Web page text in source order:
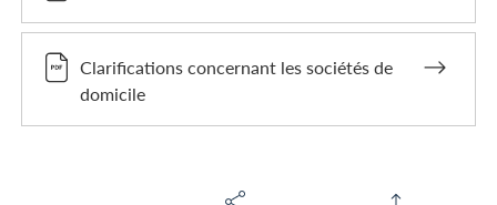
Clarifications concernant les sociétés de
domicile